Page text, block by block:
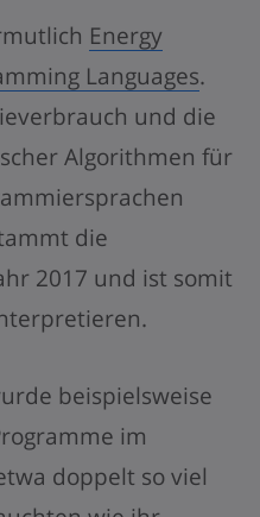
Energy
Languages.
und die
Algorithmen für
die
2017 und ist somit
beispielsweise
im
doppelt so viel